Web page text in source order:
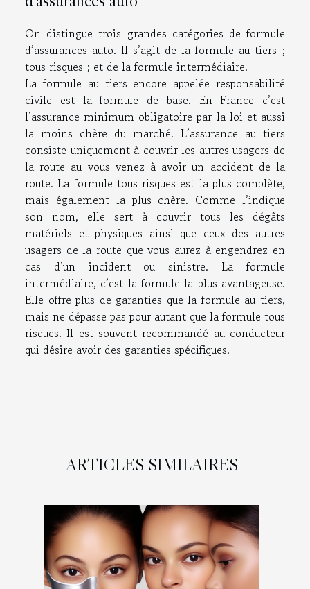
On distingue trois grandes catégories de formule
d’assurances auto. Il s’agit de la formule au tiers ;
tous risques ; et de la formule intermédiaire.
La formule au tiers encore appelée responsabilité
civile est la formule de base. En France c’est
l’assurance minimum obligatoire par la loi et aussi
la moins chère du marché. L’assurance au tiers
consiste uniquement à couvrir les autres usagers de
la route au vous venez à avoir un accident de la
route. La formule tous risques est la plus complète,
mais également la plus chère. Comme l’indique
son nom, elle sert à couvrir tous les dégâts
matériels et physiques ainsi que ceux des autres
usagers de la route que vous aurez à engendrez en
cas d’un incident ou sinistre. La formule
intermédiaire, c’est la formule la plus avantageuse.
Elle offre plus de garanties que la formule au tiers,
mais ne dépasse pas pour autant que la formule tous
risques. Il est souvent recommandé au conducteur
qui désire avoir des garanties spécifiques.
ARTICLES SIMILAIRES